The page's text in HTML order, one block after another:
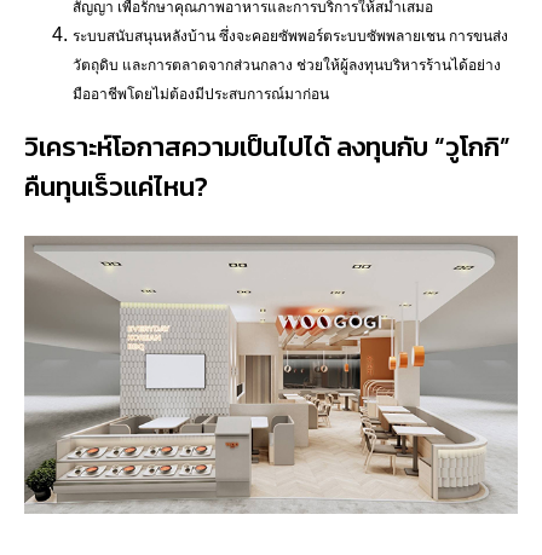
สัญญา เพื่อรักษาคุณภาพอาหารและการบริการให้สม่ำเสมอ
ระบบสนับสนุนหลังบ้าน ซึ่งจะคอยซัพพอร์ตระบบซัพพลายเชน การขนส่ง
วัตถุดิบ และการตลาดจากส่วนกลาง ช่วยให้ผู้ลงทุนบริหารร้านได้อย่าง
มืออาชีพโดยไม่ต้องมีประสบการณ์มาก่อน
วิเคราะห์โอกาสความเป็นไปได้ ลงทุนกับ “วูโกกิ”
คืนทุนเร็วแค่ไหน?